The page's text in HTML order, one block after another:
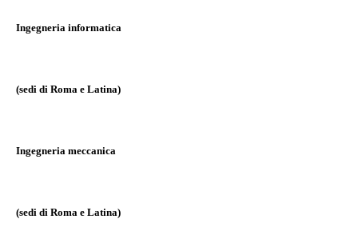
Ingegneria informatica
(sedi di Roma e Latina)
Ingegneria meccanica
(sedi di Roma e Latina)